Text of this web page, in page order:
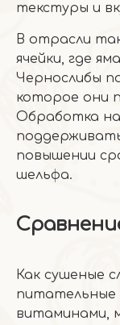
текстуры и
В отрасли
ячейки, где
Чернослибы
которое они
Обработка
повышении
шельфа.
Как сушеные
питательные
витаминами,